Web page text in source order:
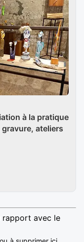
à la pratique
ateliers
rapport avec le